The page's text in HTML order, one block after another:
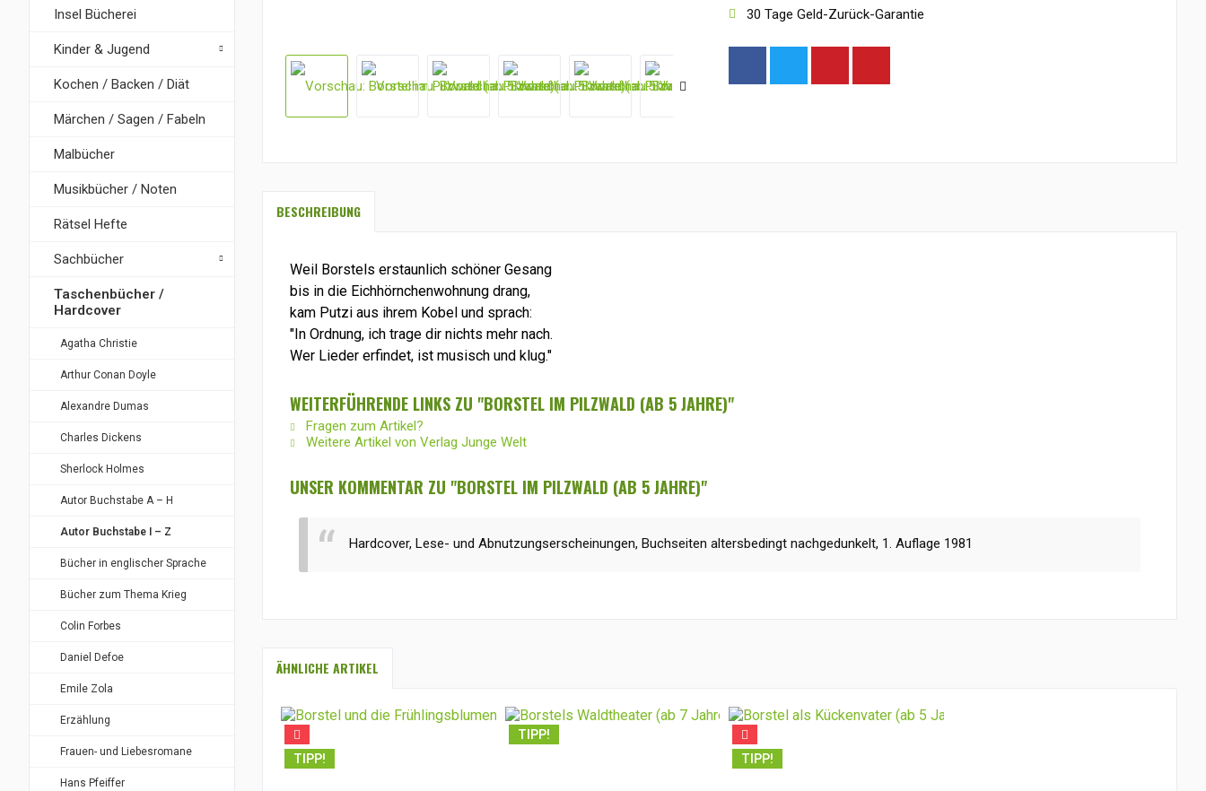
Insel Bücherei
Kinder & Jugend
Kochen / Backen / Diät
Märchen / Sagen / Fabeln
Malbücher
Musikbücher / Noten
Rätsel Hefte
Sachbücher
Taschenbücher /
Hardcover
Agatha Christie
Arthur Conan Doyle
Alexandre Dumas
Charles Dickens
Sherlock Holmes
Autor Buchstabe A – H
Autor Buchstabe I – Z
Bücher in englischer Sprache
Bücher zum Thema Krieg
Colin Forbes
Daniel Defoe
Emile Zola
Erzählung
Frauen- und Liebesromane
Hans Pfeiffer
30 Tage Geld-Zurück-Garantie
BESCHREIBUNG
Weil Borstels erstaunlich schöner Gesang
bis in die Eichhörnchenwohnung drang,
kam Putzi aus ihrem Kobel und sprach:
"In Ordnung, ich trage dir nichts mehr nach.
Wer Lieder erfindet, ist musisch und klug."
WEITERFÜHRENDE LINKS ZU "BORSTEL IM PILZWALD (AB 5 JAHRE)"
Fragen zum Artikel?
Weitere Artikel von Verlag Junge Welt
UNSER KOMMENTAR ZU "BORSTEL IM PILZWALD (AB 5 JAHRE)"
Hardcover, Lese- und Abnutzungserscheinungen, Buchseiten altersbedingt nachgedunkelt, 1. Auflage 1981
ÄHNLICHE ARTIKEL
TIPP!
TIPP!
TIPP!